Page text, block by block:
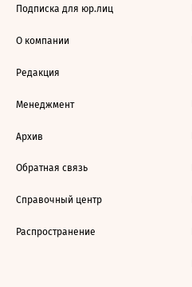
Подписка для юр.лиц
О компании
Редакция
Менеджмент
Архив
Обратная связь
Справочный центр
Распространение